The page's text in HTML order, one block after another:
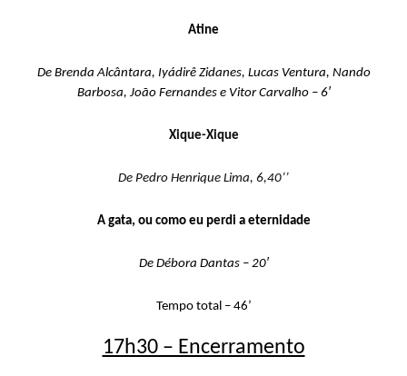
Atine
De Brenda Alcântara, Iyádirê Zidanes, Lucas Ventura, Nando
Barbosa, João Fernandes e Vitor Carvalho – 6′
Xique-Xique
De Pedro Henrique Lima, 6,40’’
A gata, ou como eu perdi a eternidade
De Débora Dantas – 20′
Tempo total – 46’
17h30 – Encerramento